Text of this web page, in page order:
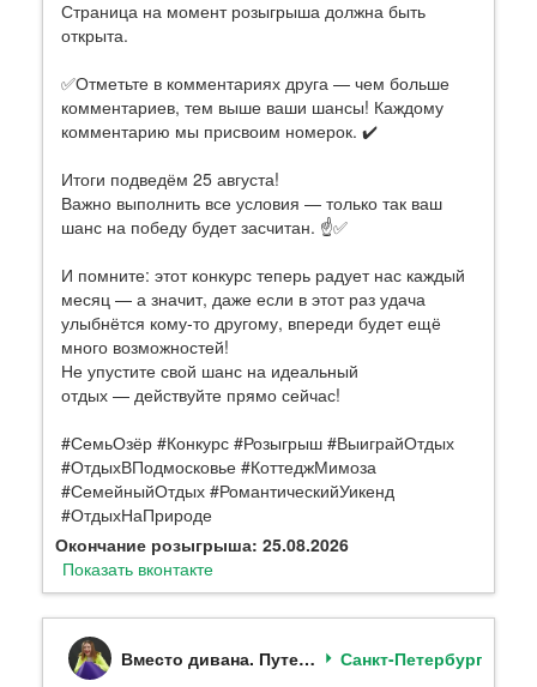
Страница на момент розыгрыша должна быть
открыта.
✅Отметьте в комментариях друга — чем больше
комментариев, тем выше ваши шансы! Каждому
комментарию мы присвоим номерок. ✔️
Итоги подведём 25 августа!
Важно выполнить все условия — только так ваш
шанс на победу будет засчитан. ☝️✅
И помните: этот конкурс теперь радует нас каждый
месяц — а значит, даже если в этот раз удача
улыбнётся кому‑то другому, впереди будет ещё
много возможностей!
Не упустите свой шанс на идеальный
отдых — действуйте прямо сейчас!
#СемьОзёр #Конкурс #Розыгрыш #ВыиграйОтдых
#ОтдыхВПодмосковье #КоттеджМимоза
#СемейныйОтдых #РомантическийУикенд
#ОтдыхНаПрироде
Окончание розыгрыша: 25.08.2026
Показать вконтакте
Вместо дивана. Путешествия.Ленинградская область Санкт-Петербург